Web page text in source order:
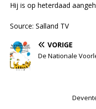
Hij is op heterdaad
Source: Salland TV
VORIGE
De Nationale